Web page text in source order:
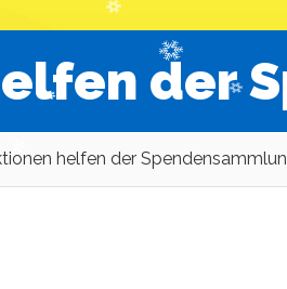
der
helfen der